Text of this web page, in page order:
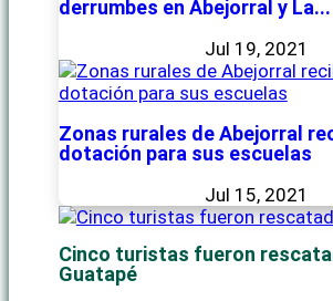
derrumbes en Abejorral y La...
Jul 19, 2021
Zonas rurales de Abejorral
dotación para sus escuelas
Jul 15, 2021
Cinco turistas fueron
Guatapé